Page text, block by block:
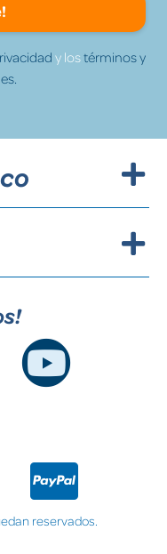
y lostérminos y
reservados.